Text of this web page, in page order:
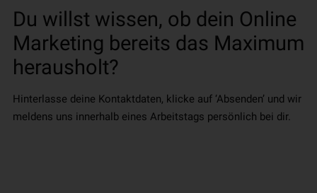
Du willst wissen, ob dein Online
Marketing bereits das Maximum
herausholt?
Hinterlasse deine Kontaktdaten, klicke auf ‘Absenden’ und wir
meldens uns innerhalb eines Arbeitstags persönlich bei dir.